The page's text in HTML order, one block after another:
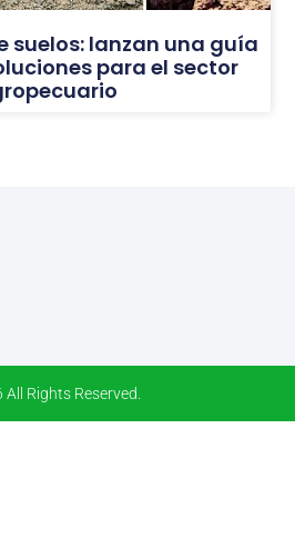
suelos: lanzan una guía
para el sector
Rights Reserved.